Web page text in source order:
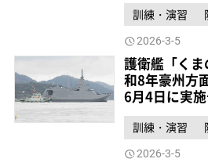
訓練・演習
2026-3-5
護衛艦「く
和8年豪州方
6月4日に実
訓練・演習
2026-3-5